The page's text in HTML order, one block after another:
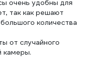
очень удобны для
так как решают
количества
от случайного
камеры.